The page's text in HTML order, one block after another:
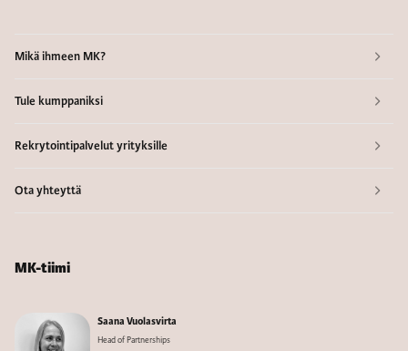
Mikä ihmeen MK?
Tule kumppaniksi
Rekrytointipalvelut yrityksille
Ota yhteyttä
MK-tiimi
Saana Vuolasvirta
Head of Partnerships